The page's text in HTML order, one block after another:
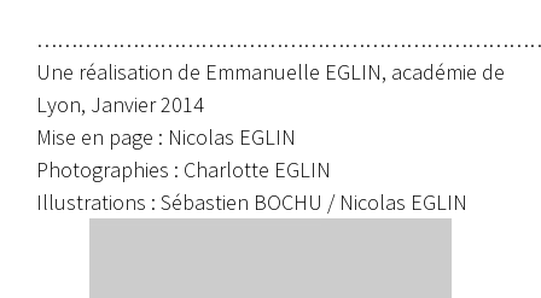
Une réalisation de Emmanuelle EGLIN, académie de
Lyon, Janvier 2014
Mise en page : Nicolas EGLIN
Photographies : Charlotte EGLIN
Illustrations : Sébastien BOCHU / Nicolas EGLIN